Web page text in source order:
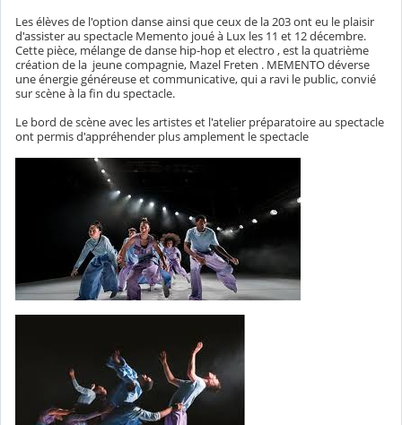
Les élèves de l'option danse ainsi que ceux de la 203 ont eu le plaisir
d'assister au spectacle Memento joué à Lux les 11 et 12 décembre.
Cette pièce, mélange de danse hip-hop et electro , est la quatrième
création de la jeune compagnie, Mazel Freten . MEMENTO déverse
une énergie généreuse et communicative, qui a ravi le public, convié
sur scène à la fin du spectacle.
Le bord de scène avec les artistes et l'atelier préparatoire au spectacle
ont permis d'appréhender plus amplement le spectacle